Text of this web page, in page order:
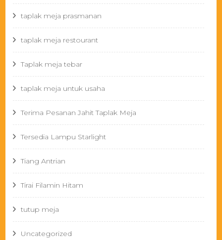
taplak meja prasmanan
taplak meja restourant
Taplak meja tebar
taplak meja untuk usaha
Terima Pesanan Jahit Taplak Meja
Tersedia Lampu Starlight
Tiang Antrian
Tirai Filamin Hitam
tutup meja
Uncategorized